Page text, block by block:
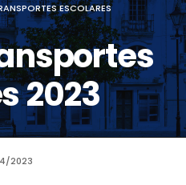
ESCOLARES
2023
2023